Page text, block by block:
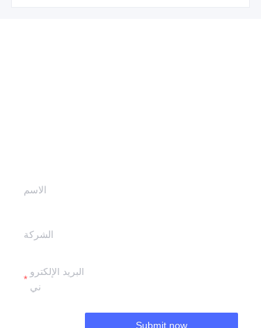
الاسم
الشركة
البريد الإلكترو
ني
Submit now